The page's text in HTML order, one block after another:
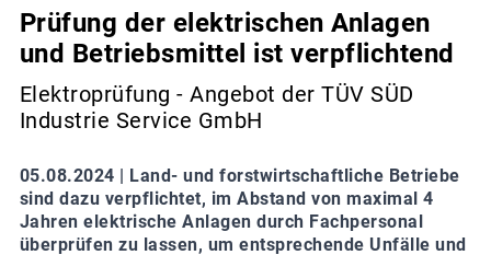
Prüfung der elektrischen Anlagen
und Betriebsmittel ist verpflichtend
Elektroprüfung - Angebot der TÜV SÜD
Industrie Service GmbH
05.08.2024 | Land- und forstwirtschaftliche Betriebe
sind dazu verpflichtet, im Abstand von maximal 4
Jahren elektrische Anlagen durch Fachpersonal
überprüfen zu lassen, um entsprechende Unfälle und